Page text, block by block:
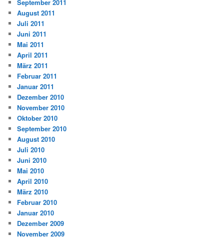
September 2011
August 2011
Juli 2011
Juni 2011
Mai 2011
April 2011
März 2011
Februar 2011
Januar 2011
Dezember 2010
November 2010
Oktober 2010
September 2010
August 2010
Juli 2010
Juni 2010
Mai 2010
April 2010
März 2010
Februar 2010
Januar 2010
Dezember 2009
November 2009